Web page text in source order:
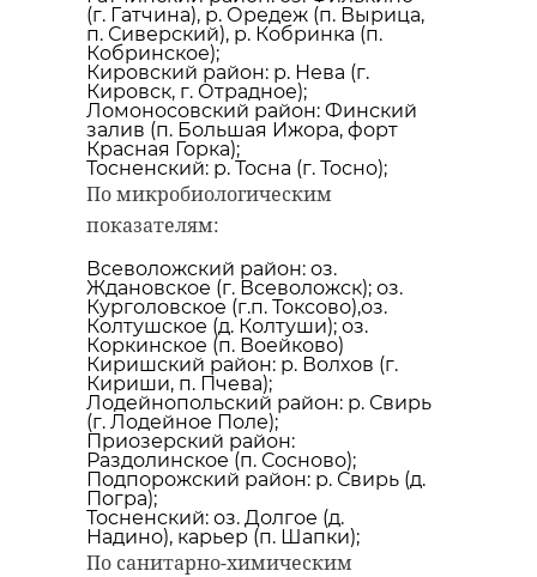
(г. Гатчина), р. Оредеж (п. Вырица,
п. Сиверский), р. Кобринка (п.
Кобринское);
Кировский район: р. Нева (г.
Кировск, г. Отрадное);
Ломоносовский район: Финский
залив (п. Большая Ижора, форт
Красная Горка);
Тосненский: р. Тосна (г. Тосно);
По микробиологическим
показателям:
Всеволожский район: оз.
Ждановское (г. Всеволожск); оз.
Курголовское (г.п. Токсово),оз.
Колтушское (д. Колтуши); оз.
Коркинское (п. Воейково)
Киришский район: р. Волхов (г.
Кириши, п. Пчева);
Лодейнопольский район: р. Свирь
(г. Лодейное Поле);
Приозерский район:
Раздолинское (п. Сосново);
Подпорожский район: р. Свирь (д.
Погра);
Тосненский: оз. Долгое (д.
Надино), карьер (п. Шапки);
По санитарно-химическим
РЕКОМЕНДУЕМ
Как управлять
олимпийскими
ждать от ...
28 ноября 2019, 13:49
вернули их в
07 июня, 18:05